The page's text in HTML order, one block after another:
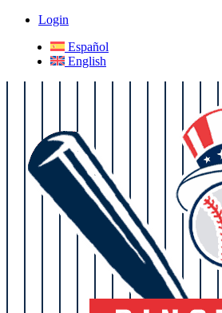
Login
Español
English